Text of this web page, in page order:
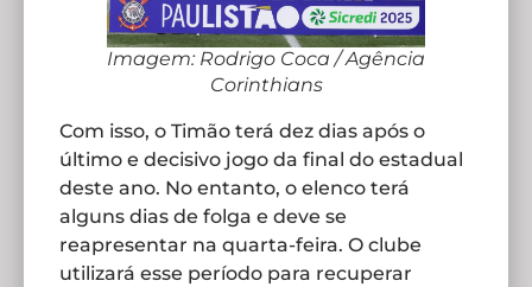
Imagem: Rodrigo Coca / Agência
Corinthians
Com isso, o Timão terá dez dias após o
último e decisivo jogo da final do estadual
deste ano. No entanto, o elenco terá
alguns dias de folga e deve se
reapresentar na quarta-feira. O clube
utilizará esse período para recuperar